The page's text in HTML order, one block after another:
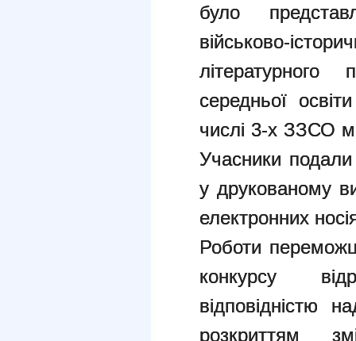
було
військово-
середньої
числі 3-х ЗЗСО
Учасники подали
у друкованому
електронних
Роботи
конкурсу
відповідністю
розкриттям